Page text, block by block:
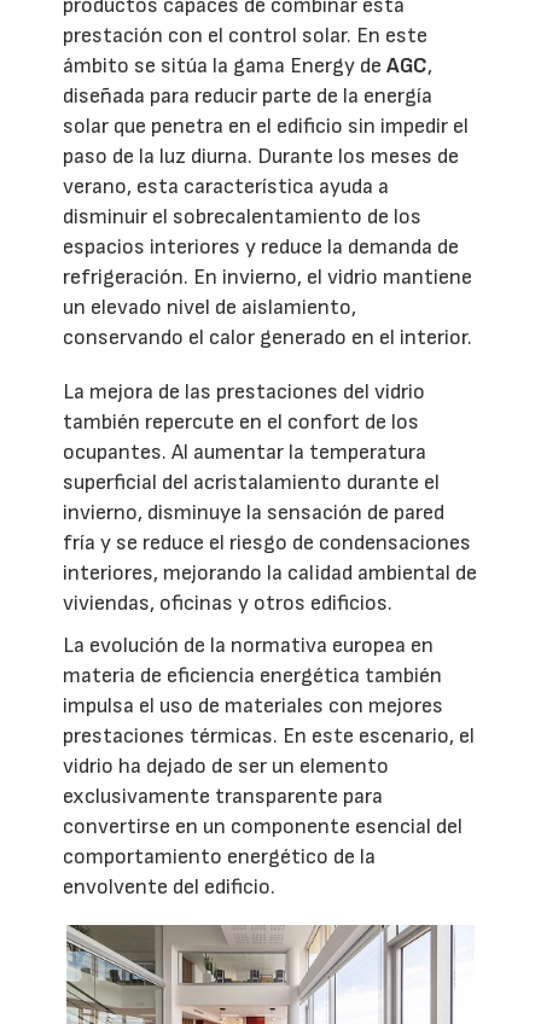
productos capaces de combinar esta
prestación con el control solar. En este
ámbito se sitúa la gama Energy de AGC,
diseñada para reducir parte de la energía
solar que penetra en el edificio sin impedir el
paso de la luz diurna. Durante los meses de
verano, esta característica ayuda a
disminuir el sobrecalentamiento de los
espacios interiores y reduce la demanda de
refrigeración. En invierno, el vidrio mantiene
un elevado nivel de aislamiento,
conservando el calor generado en el interior.
La mejora de las prestaciones del vidrio
también repercute en el confort de los
ocupantes. Al aumentar la temperatura
superficial del acristalamiento durante el
invierno, disminuye la sensación de pared
fría y se reduce el riesgo de condensaciones
interiores, mejorando la calidad ambiental de
viviendas, oficinas y otros edificios.
La evolución de la normativa europea en
materia de eficiencia energética también
impulsa el uso de materiales con mejores
prestaciones térmicas. En este escenario, el
vidrio ha dejado de ser un elemento
exclusivamente transparente para
convertirse en un componente esencial del
comportamiento energético de la
envolvente del edificio.